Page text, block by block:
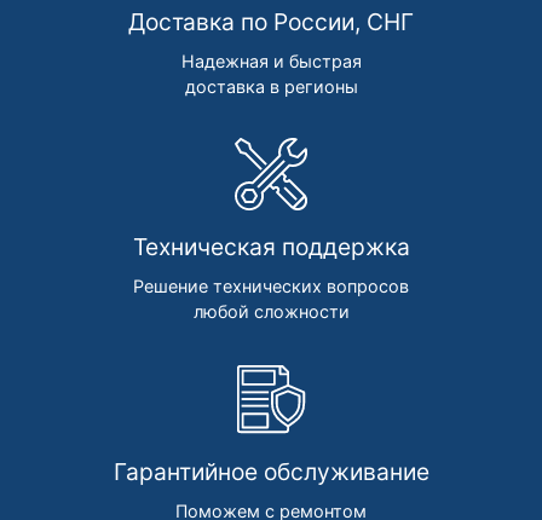
Доставка по России, СНГ
Надежная и быстрая
доставка в регионы
Техническая поддержка
Решение технических вопросов
любой сложности
Гарантийное обслуживание
Поможем с ремонтом